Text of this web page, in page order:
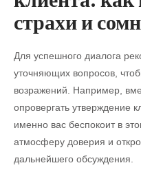
страхи и
Для успешного диалога
уточняющих вопросов,
возражений. Например,
опровергать утверждение
именно вас беспокоит в
атмосферу доверия и
дальнейшего обсуждения.